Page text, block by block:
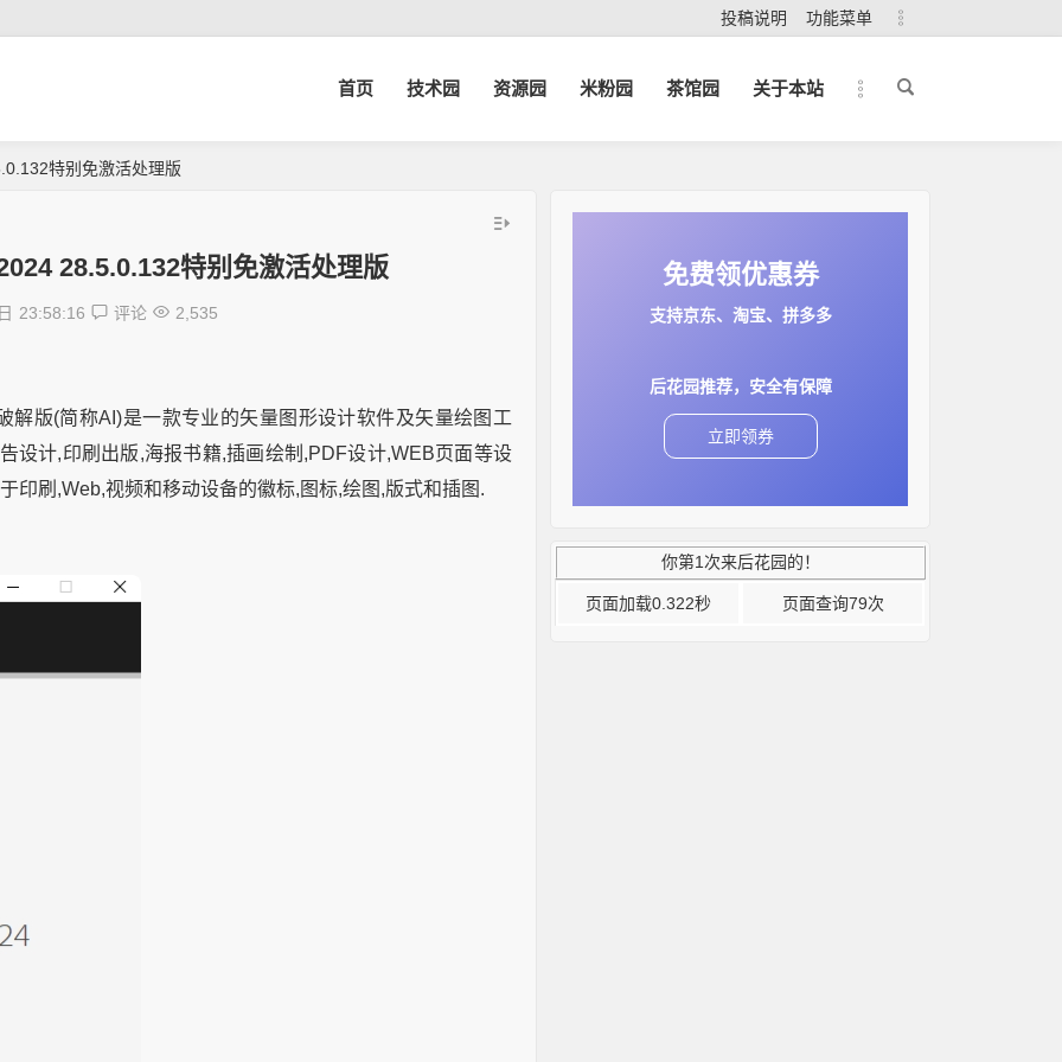
投稿说明 功能菜单
首页 技术园 资源园 米粉园 茶馆园 关于本站
特别免激活处理版
28.5.0.132特别免激活处理版
23:58:16 评论 2,535
解版(简称AI)是一款专业的矢量图形设计软件及矢量绘图工
设计,印刷出版,海报书籍,插画绘制,PDF设计,WEB页面等设
印刷,Web,视频和移动设备的徽标,图标,绘图,版式和插图.
免费领优惠券
支持京东、淘宝、拼多多
后花园推荐，安全有保障
立即领券
你第1次来后花园的！
页面加载0.322秒 页面查询79次